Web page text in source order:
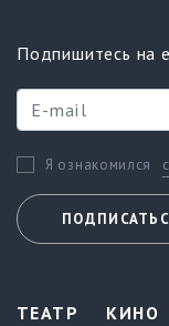
Подпишитесь на
Я ознакомился
ТЕАТР КИНО